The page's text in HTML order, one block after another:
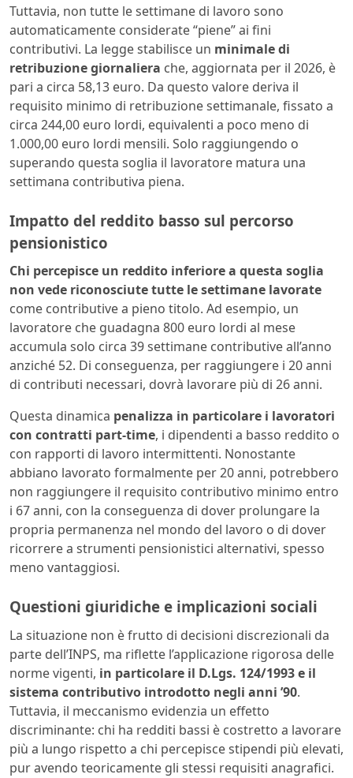
Tuttavia, non tutte le settimane di lavoro sono
automaticamente considerate “piene” ai fini
contributivi. La legge stabilisce un minimale di
retribuzione giornaliera che, aggiornata per il 2026, è
pari a circa 58,13 euro. Da questo valore deriva il
requisito minimo di retribuzione settimanale, fissato a
circa 244,00 euro lordi, equivalenti a poco meno di
1.000,00 euro lordi mensili. Solo raggiungendo o
superando questa soglia il lavoratore matura una
settimana contributiva piena.
Impatto del reddito basso sul percorso
pensionistico
Chi percepisce un reddito inferiore a questa soglia
non vede riconosciute tutte le settimane lavorate
come contributive a pieno titolo. Ad esempio, un
lavoratore che guadagna 800 euro lordi al mese
accumula solo circa 39 settimane contributive all’anno
anziché 52. Di conseguenza, per raggiungere i 20 anni
di contributi necessari, dovrà lavorare più di 26 anni.
Questa dinamica penalizza in particolare i lavoratori
con contratti part-time, i dipendenti a basso reddito o
con rapporti di lavoro intermittenti. Nonostante
abbiano lavorato formalmente per 20 anni, potrebbero
non raggiungere il requisito contributivo minimo entro
i 67 anni, con la conseguenza di dover prolungare la
propria permanenza nel mondo del lavoro o di dover
ricorrere a strumenti pensionistici alternativi, spesso
meno vantaggiosi.
Questioni giuridiche e implicazioni sociali
La situazione non è frutto di decisioni discrezionali da
parte dell’INPS, ma riflette l’applicazione rigorosa delle
norme vigenti, in particolare il D.Lgs. 124/1993 e il
sistema contributivo introdotto negli anni ’90.
Tuttavia, il meccanismo evidenzia un effetto
discriminante: chi ha redditi bassi è costretto a lavorare
più a lungo rispetto a chi percepisce stipendi più elevati,
pur avendo teoricamente gli stessi requisiti anagrafici.